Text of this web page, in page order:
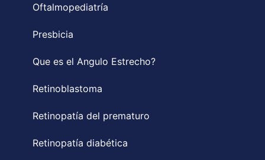
Oftalmopediatría
Presbicia
Que es el Angulo Estrecho?
Retinoblastoma
Retinopatía del prematuro
Retinopatía diabética